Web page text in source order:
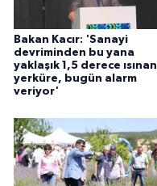
Bakan Kacır: 'Sanayi
devriminden bu yana
yaklaşık 1,5 derece ısınan
yerküre, bugün alarm
veriyor'